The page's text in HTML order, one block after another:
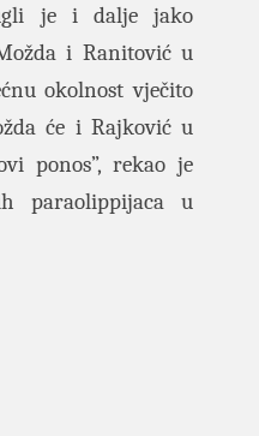
je i dalje jako
i Ranitović u
okolnost vječito
će i Rajković u
ponos”, rekao je
paraolippijaca u